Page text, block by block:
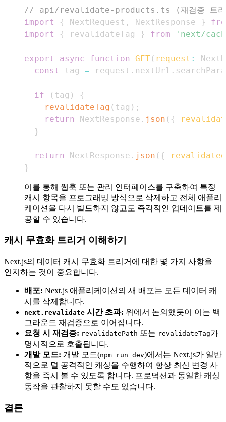
// api/revalidate-products.ts (재검증 트리
import
{ NextRequest , NextResponse }
import
{ revalidateTag } from 'next/
export async function GET( request :
const
tag = request . nextUrl .
if ( tag )
{
revalidateTag ( tag ) ;
return
NextResponse . json ( {
}
return NextResponse . json ( {
revalidated
}
이를 통해 웹훅 또는 관리 인터페이스를 구축하여 특정
캐시 항목을 프로그래밍 방식으로 삭제하고 전체 애플리
케이션을 다시 빌드하지 않고도 즉각적인 업데이트를 제
공할 수 있습니다.
캐시 무효화 트리거 이해하기
Next.js의 데이터 캐시 무효화 트리거에 대한 몇 가지 사항을
인지하는 것이 중요합니다.
배포: Next.js 애플리케이션의 새 배포는 모든 데이터 캐
시를 삭제합니다.
next.revalidate 시간 초과: 위에서 논의했듯이 이는 백
그라운드 재검증으로 이어집니다.
요청 시 재검증: revalidatePath 또는 revalidateTag가
명시적으로 호출됩니다.
개발 모드: 개발 모드(npm run dev)에서는 Next.js가 일반
적으로 덜 공격적인 캐싱을 수행하여 항상 최신 변경 사
항을 즉시 볼 수 있도록 합니다. 프로덕션과 동일한 캐싱
동작을 관찰하지 못할 수도 있습니다.
결론